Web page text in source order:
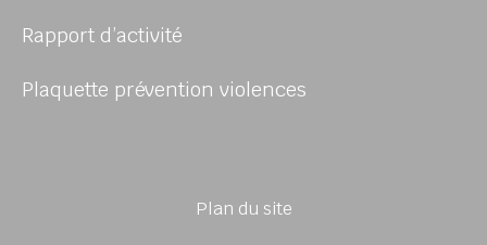
Rapport d’activité
Plaquette prévention violences
Plan du site